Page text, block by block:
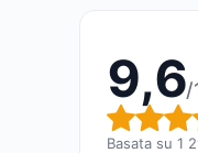
9,6/
Basata su 1